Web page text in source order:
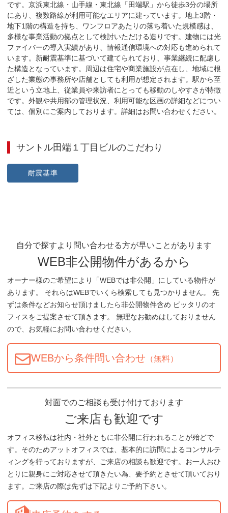
です。京浜東北線・山手線・東北線「田端駅」から徒歩3分の場所
にあり、複数路線が利用可能なエリアに建っています。地上3階・
地下1階の構造を持ち、ワンフロアあたりの落ち着いた規模感は、
多様な事業活動の拠点として検討いただける造りです。建物には光
ファイバーの導入実績があり、情報通信環境への対応も進められて
います。新耐震基準に基づいて建てられており、事業継続に配慮し
た構造となっています。周辺は住宅や商業施設が点在し、地域に根
ざした業態の事務所や店舗としても利用が想定されます。駅から至
近という立地上、従業員や来訪者にとっても移動のしやすさが特徴
です。外観や共用部の管理状況、利用可能な区画の詳細などについ
ては、個別にご案内しております。詳細はお問い合わせください。
サントル田端１丁目ビルのこだわり
耐震基準
自分で探すより問い合わせる方が早いことがあります
WEB非公開物件があるから
オーナー様のご希望により「WEBでは非公開」にしている物件が
あります。 それらはWEBでいくら検索しても見つかりません。 先
ずは条件などお知らせ頂けましたら非公開物件含め ピッタリのオ
フィスをご提案させて頂きます。 無理なお勧めはしておりません
ので、お気軽にお問い合わせください。
WEBから条件問い合わせ （無料）
対面でのご相談も受け付けております
ご来店も歓迎です
オフィス移転は社内・社外ともに非公開に行われることが殆どで
す。そのためアットオフィスでは、基本的に訪問によるコンサルテ
ィングを行っておりますが、ご来店の相談も歓迎です。お一人おひ
とりに親身にご対応させて頂きたい為、要予約とさせて頂いており
ます。ご来店の際は先ずは下記よりご予約下さい。